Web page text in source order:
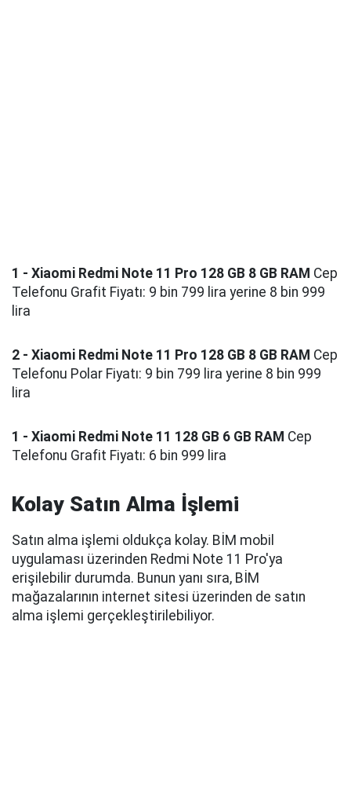
1 - Xiaomi Redmi Note 11 Pro 128 GB 8 GB RAM Cep
Telefonu Grafit Fiyatı: 9 bin 799 lira yerine 8 bin 999
lira
2 - Xiaomi Redmi Note 11 Pro 128 GB 8 GB RAM Cep
Telefonu Polar Fiyatı: 9 bin 799 lira yerine 8 bin 999
lira
1 - Xiaomi Redmi Note 11 128 GB 6 GB RAM Cep
Telefonu Grafit Fiyatı: 6 bin 999 lira
Kolay Satın Alma İşlemi
Satın alma işlemi oldukça kolay. BİM mobil
uygulaması üzerinden Redmi Note 11 Pro'ya
erişilebilir durumda. Bunun yanı sıra, BİM
mağazalarının internet sitesi üzerinden de satın
alma işlemi gerçekleştirilebiliyor.